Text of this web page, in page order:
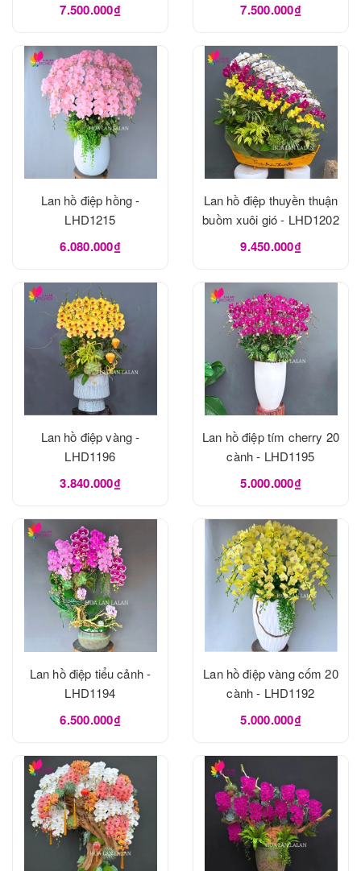
7.500.000₫ 7.500.000₫
Lan hồ điệp hồng -
LHD1215
6.080.000₫
Lan hồ điệp thuyền thuận
buồm xuôi gió - LHD1202
9.450.000₫
Lan hồ điệp vàng -
LHD1196
3.840.000₫
Lan hồ điệp tím cherry 20
cành - LHD1195
5.000.000₫
Lan hồ điệp tiểu cảnh -
LHD1194
6.500.000₫
Lan hồ điệp vàng cốm 20
cành - LHD1192
5.000.000₫